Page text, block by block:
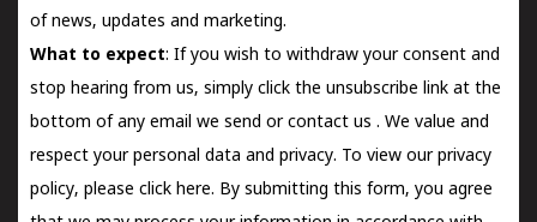
of news, updates and marketing.
What to expect: If you wish to withdraw your consent and
stop hearing from us, simply click the unsubscribe link at the
bottom of any email we send orcontact us . We value and
respect your personal data and privacy. To view our privacy
policy, please click here. By submitting this form, you agree